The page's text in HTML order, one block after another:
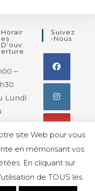
Horair
Es
D’ouv
Erture.
–
Lundi
Suivez
-nous
site Web pour vous
en mémorisant vos
En cliquant sur
de TOUS les